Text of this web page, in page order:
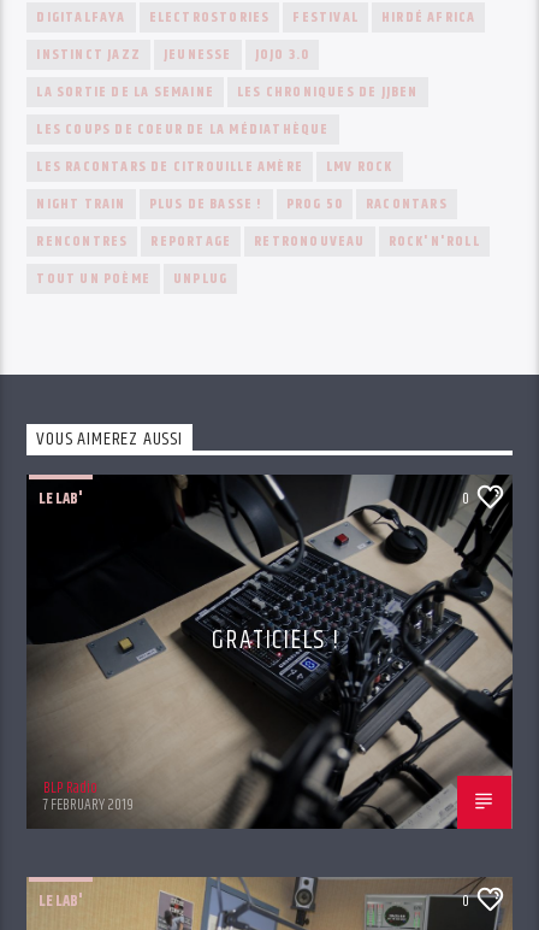
DIGITALFAYA ELECTROSTORIES FESTIVAL
HIRDÉ AFRICA
INSTINCT JAZZ
JEUNESSE
JOJO 3.0
LA SORTIE DE LA SEMAINE
LES CHRONIQUES DE JJBEN
LES COUPS DE COEUR DE LA MÉDIATHÈQUE
LES RACONTARS DE CITROUILLE AMÈRE
LMV ROCK
NIGHT TRAIN
PLUS DE BASSE ! PROG 50
RACONTARS
RENCONTRES
REPORTAGE RETRONOUVEAU
ROCK'N'ROLL
TOUT UN POÈME
UNPLUG
VOUS AIMEREZ AUSSI
LE LAB' 0
GRATICIELS !
BLP Radio
7 FEBRUARY 2019
LE LAB' 0